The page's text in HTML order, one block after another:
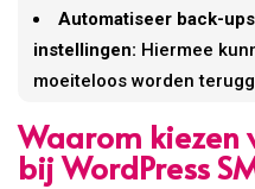
Automatiseer back-
instellingen: Hiermee
moeiteloos worden
Waarom kiezen
bij WordPress